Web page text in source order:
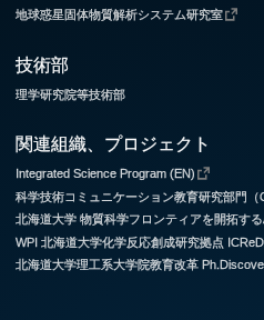
地球惑星固体物質解析システム研究室
技術部
理学研究院等技術部
関連組織、プロジェクト
Integrated Science Program (EN)
科学技術コミュニケーション教育研究部門（
北海道大学 物質科学フロンティアを開拓す
WPI 北海道大学化学反応創成研究拠点
北海道大学理工系大学院教育改革